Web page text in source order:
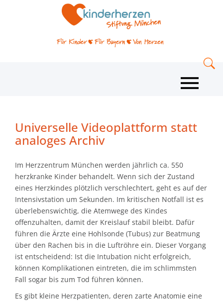
Universelle Videoplattform statt
analoges Archiv
Im Herzzentrum München werden jährlich ca. 550
herzkranke Kinder behandelt. Wenn sich der Zustand
eines Herzkindes plötzlich verschlechtert, geht es auf der
Intensivstation um Sekunden. Im kritischen Notfall ist es
überlebenswichtig, die Atemwege des Kindes
offenzuhalten, damit der Kreislauf stabil bleibt. Dafür
führen die Ärzte eine Hohlsonde (Tubus) zur Beatmung
über den Rachen bis in die Luftröhre ein. Dieser Vorgang
ist entscheidend: Ist die Intubation nicht erfolgreich,
können Komplikationen eintreten, die im schlimmsten
Fall sogar bis zum Tod führen können.
Es gibt kleine Herzpatienten, deren zarte Anatomie eine